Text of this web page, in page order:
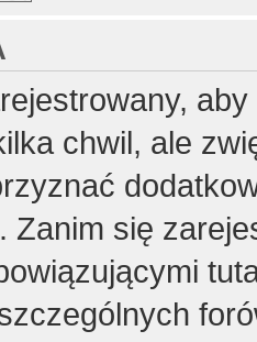
chwil, ale
Zanim się